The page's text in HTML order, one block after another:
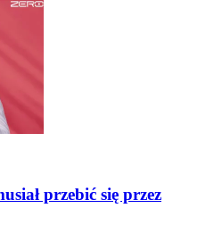
przebić się przez